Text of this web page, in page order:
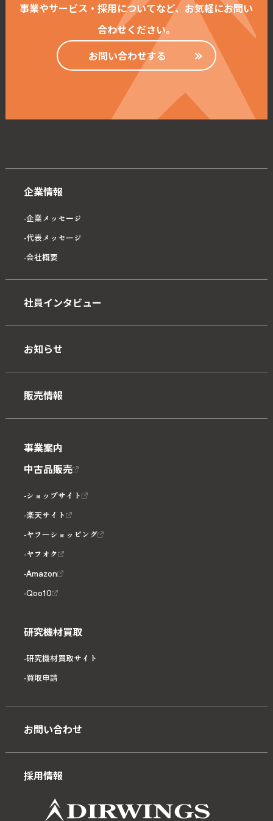
事業やサービス・採用についてなど、お気軽にお問い
合わせください。
お問い合わせする
企業情報
企業メッセージ
代表メッセージ
会社概要
社員インタビュー
お知らせ
販売情報
事業案内
中古品販売
ショップサイト
楽天サイト
ヤフーショッピング
ヤフオク
Amazon
Qoo10
研究機材買取
研究機材買取サイト
買取申請
お問い合わせ
採用情報